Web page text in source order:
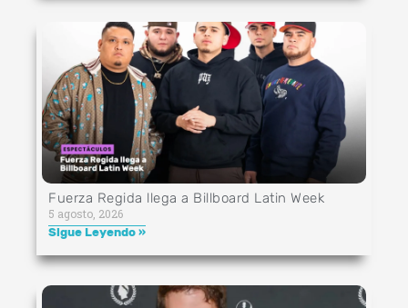
Fuerza Regida llega a Billboard Latin Week
5 agosto, 2026
Sigue Leyendo »